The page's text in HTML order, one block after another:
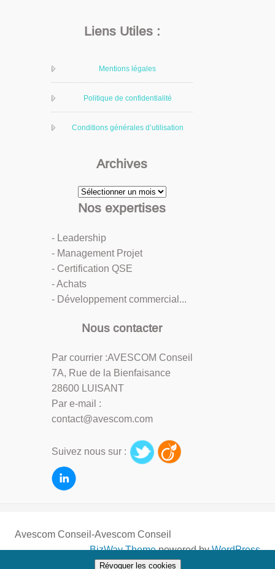
Liens Utiles :
Mentions légales
Politique de confidentialité
Conditions générales d’utilisation
Archives
Archives
Nos expertises
- Leadership
- Management Projet
- Certification QSE
- Achats
- Développement commercial...
Nous contacter
Par courrier :AVESCOM Conseil
7A, Rue de la Bienfaisance
28600 LUISANT
Par e-mail :
contact@avescom.com
Suivez nous sur :
Avescom Conseil-Avescom Conseil
BizWay Themepowered byWordPress
Révoquer les cookies